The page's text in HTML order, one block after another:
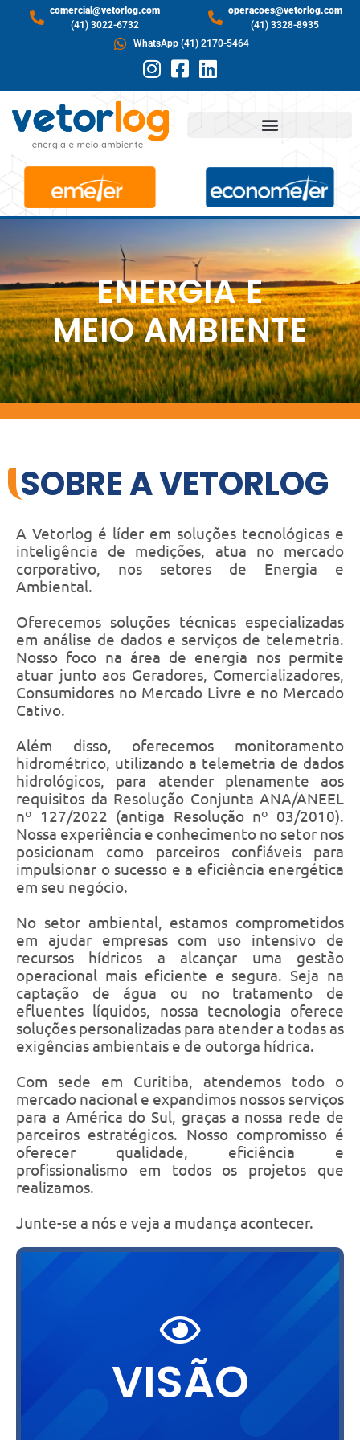
comercial@vetorlog.com
(41) 3022-6732
operacoes@vetorlog.com
(41) 3328-8935
WhatsApp (41) 2170-5464
ENERGIA E
MEIO AMBIENTE
SOBRE A VETORLOG
A Vetorlog é líder em soluções tecnológicas e
inteligência de medições, atua no mercado
corporativo, nos setores de Energia e
Ambiental.
Oferecemos soluções técnicas especializadas
em análise de dados e serviços de telemetria.
Nosso foco na área de energia nos permite
atuar junto aos Geradores, Comercializadores,
Consumidores no Mercado Livre e no Mercado
Cativo.
Além disso, oferecemos monitoramento
hidrométrico, utilizando a telemetria de dados
hidrológicos, para atender plenamente aos
requisitos da Resolução Conjunta ANA/ANEEL
nº 127/2022 (antiga Resolução nº 03/2010).
Nossa experiência e conhecimento no setor nos
posicionam como parceiros confiáveis para
impulsionar o sucesso e a eficiência energética
em seu negócio.
No setor ambiental, estamos comprometidos
em ajudar empresas com uso intensivo de
recursos hídricos a alcançar uma gestão
operacional mais eficiente e segura. Seja na
captação de água ou no tratamento de
efluentes líquidos, nossa tecnologia oferece
soluções personalizadas para atender a todas as
exigências ambientais e de outorga hídrica.
Com sede em Curitiba, atendemos todo o
mercado nacional e expandimos nossos serviços
para a América do Sul, graças a nossa rede de
parceiros estratégicos. Nosso compromisso é
oferecer qualidade, eficiência e
profissionalismo em todos os projetos que
realizamos.
Junte-se a nós e veja a mudança acontecer.
VISÃO
Ser reconhecida como
empresa que contribui
para a evolução
tecnológica e para o
aprimoramento da gestão